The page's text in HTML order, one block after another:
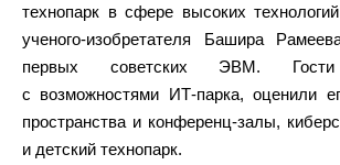
технопарк в сфере высоких
ученого-изобретателя Башира
первых советских ЭВМ. Гости
с возможностями ИТ-парка, оценили
пространства и конференц-залы,
и детский технопарк.